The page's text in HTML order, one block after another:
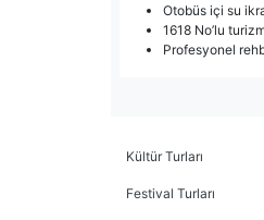
Otobüs içi su
1618 No’lu
Profesyonel
Kültür Turları
Festival Turları